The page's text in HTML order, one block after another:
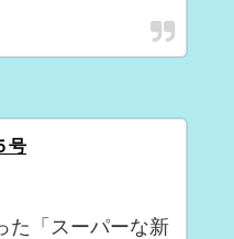
号
た「スーパーな新